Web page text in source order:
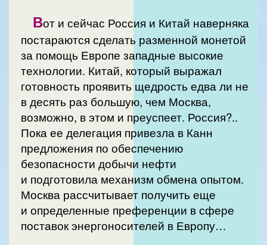
Вот и сейчас Россия и Китай наверняка
постараются сделать разменной монетой
за помощь Европе западные высокие
технологии. Китай, который выражал
готовность проявить щедрость едва ли не
в десять раз большую, чем Москва,
возможно, в этом и преуспеет. Россия?..
Пока ее делегация привезла в Канн
предложения по обеспечению
безопасности добычи нефти
и подготовила механизм обмена опытом.
Москва рассчитывает получить еще
и определенные преференции в сфере
поставок энергоносителей в Европу…